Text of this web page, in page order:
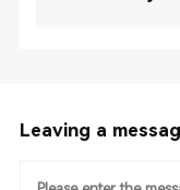
Leaving a